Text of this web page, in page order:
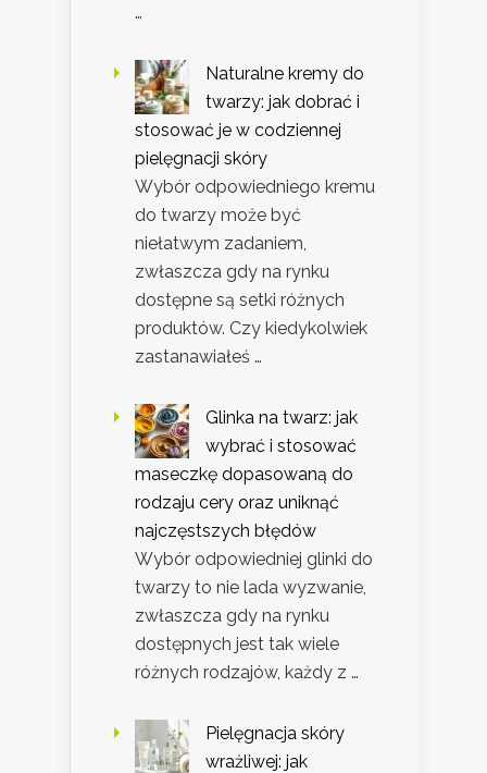
…
Naturalne kremy do
twarzy: jak dobrać i
stosować je w codziennej
pielęgnacji skóry
Wybór odpowiedniego kremu
do twarzy może być
niełatwym zadaniem,
zwłaszcza gdy na rynku
dostępne są setki różnych
produktów. Czy kiedykolwiek
zastanawiałeś …
Glinka na twarz: jak
wybrać i stosować
maseczkę dopasowaną do
rodzaju cery oraz uniknąć
najczęstszych błędów
Wybór odpowiedniej glinki do
twarzy to nie lada wyzwanie,
zwłaszcza gdy na rynku
dostępnych jest tak wiele
różnych rodzajów, każdy z …
Pielęgnacja skóry
wrażliwej: jak